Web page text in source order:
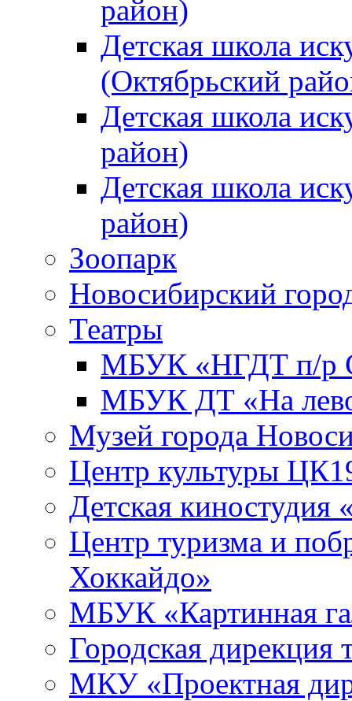
район)
Детская школа
(Октябрьский
Детская школа
район)
Детская школа
район)
Зоопарк
Новосибирский
Театры
МБУК «НГДТ п/р
МБУК ДТ «На
Музей города
Центр культуры
Детская киностудия
Центр туризма и
Хоккайдо»
МБУК «Картинная
Городская дирекция
МКУ «Проектная